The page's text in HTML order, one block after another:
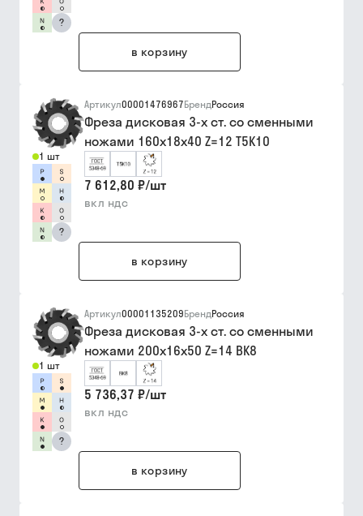
?
в корзину
1 шт
?
Артикул00001476967БрендРоссия
Фреза дисковая 3-х ст. со сменными
ножами 160х18х40 Z=12 Т5К10
7 612,80 ₽/шт
вкл ндс
в корзину
1 шт
?
Артикул00001135209БрендРоссия
Фреза дисковая 3-х ст. со сменными
ножами 200х16х50 Z=14 ВК8
5 736,37 ₽/шт
вкл ндс
в корзину